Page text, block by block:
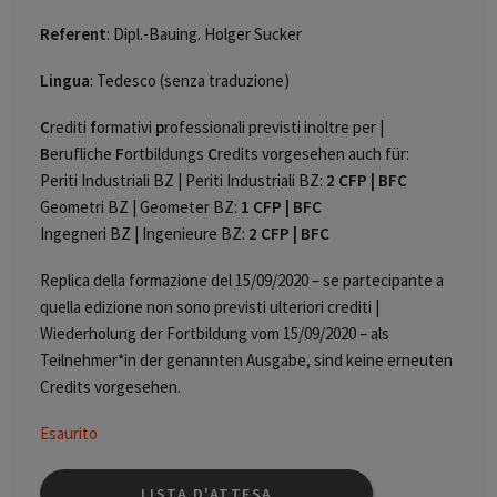
Referent: Dipl.-Bauing. Holger Sucker
Lingua: Tedesco (senza traduzione)
Crediti formativi professionali previsti inoltre per |
Berufliche Fortbildungs Credits vorgesehen auch für:
Periti Industriali BZ | Periti Industriali BZ: 2 CFP | BFC
Geometri BZ | Geometer BZ: 1 CFP | BFC
Ingegneri BZ | Ingenieure BZ: 2 CFP | BFC
Replica della formazione del 15/09/2020 – se partecipante a
quella edizione non sono previsti ulteriori crediti |
Wiederholung der Fortbildung vom 15/09/2020 – als
Teilnehmer*in der genannten Ausgabe, sind keine erneuten
Credits vorgesehen.
Esaurito